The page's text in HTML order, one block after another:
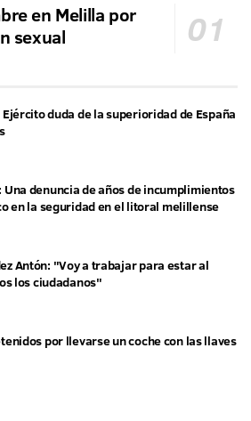
en Melilla por
sexual
duda de la superioridad de España
Una denuncia de años de incumplimientos
en la seguridad en el litoral melillense
Antón: "Voy a trabajar para estar al
los ciudadanos"
por llevarse un coche con las llaves